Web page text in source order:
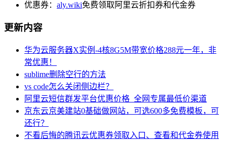
优惠券： aly.wiki免费领取阿里云折扣券和代金券
更新内容
华为云服务器X实例-4核8G5M带宽价格288元一年，非
常优惠！
sublime删除空行的方法
vs code怎么关闭侧边栏？
阿里云短信群发平台优惠价格_全网专属最低价渠道
京东云京美建站0基础做网站，可选600多免费模板，可
还行？
不看后悔的腾讯云优惠券领取入口、查看和代金券使用